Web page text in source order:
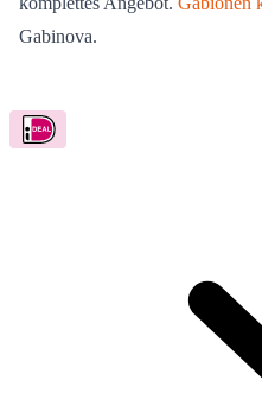
Gabinova.